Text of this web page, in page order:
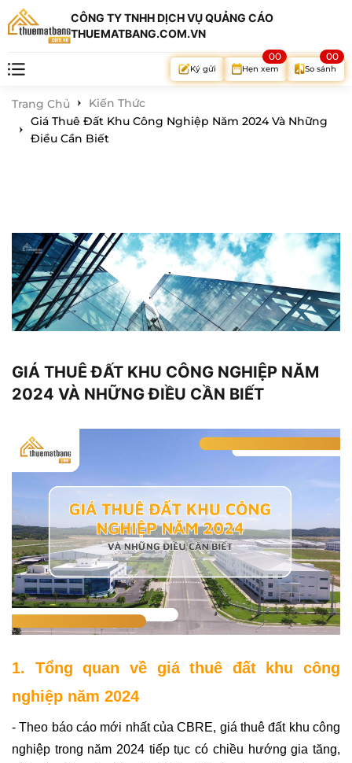
CÔNG TY TNHH DỊCH VỤ QUẢNG CÁO
THUEMATBANG.COM.VN
Ký gửi Hẹn xem
00
So sánh
00
Trang Chủ
Kiến Thức
Giá Thuê Đất Khu Công Nghiệp Năm 2024 Và Những
Điều Cần Biết
GIÁ THUÊ ĐẤT KHU CÔNG NGHIỆP NĂM
2024 VÀ NHỮNG ĐIỀU CẦN BIẾT
1. Tổng quan về giá thuê đất khu công
nghiệp năm 2024
- Theo báo cáo mới nhất của CBRE, giá thuê đất khu công
nghiệp trong năm 2024 tiếp tục có chiều hướng gia tăng,